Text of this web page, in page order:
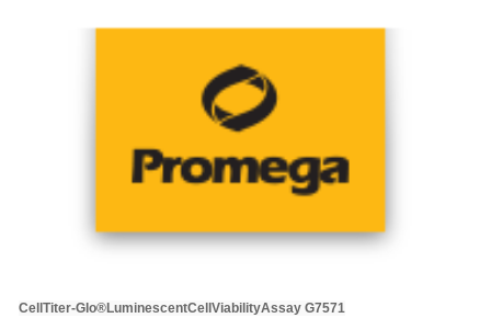
CellTiter-Glo®LuminescentCellViabilityAssay G7571